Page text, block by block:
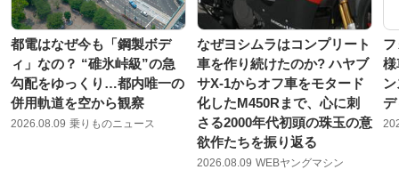
都電はなぜ今も「鋼製ボデ
ィ」なの？ “碓氷峠級”の急
勾配をゆっくり…都内唯一の
併用軌道を空から観察
2026.08.09 乗りものニュース
なぜヨシムラはコンプリート
車を作り続けたのか? ハヤブ
サX-1からオフ車をモタード
化したM450Rまで、心に刺
さる2000年代初頭の珠玉の意
欲作たちを振り返る
2026.08.09 WEBヤングマシン
様
デ